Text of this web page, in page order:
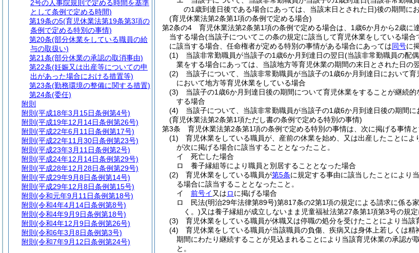
の1歳到達日後である場合にあっては、当該末日とされた日)後の期間に
(育児休業法第2条第1項の条例で定める場合)
第2条の4
育児休業法第2条第1項の条例で定める場合は、1歳6か月から2歳に
当する場合(当該子についてこの条の規定に該当して育児休業をしている場合
に該当する場合、任命権者が定める特別の事情がある場合にあっては同号に
(1)
当該非常勤職員が当該子の1歳6か月到達日の翌日(当該非常勤職員の配
業をする場合にあっては、当該地方等育児休業の期間の末日とされた日の
(2)
当該子について、当該非常勤職員が当該子の1歳6か月到達日において
において地方等育児休業をしている場合
(3)
当該子の1歳6か月到達日後の期間について育児休業をすることが継続
する場合
(4)
当該子について、当該非常勤職員が当該子の1歳6か月到達日後の期間
(育児休業法第2条第1項ただし書の条例で定める特別の事情)
第3条
育児休業法第2条第1項の条例で定める特別の事情は、次に掲げる事情と
(1)
育児休業をしている職員が、産前の休業を始め、又は出産したことに
が次に掲げる場合に該当することとなったこと。
イ
死亡した場合
ロ
養子縁組等により職員と別居することとなった場合
(2)
育児休業をしている職員が第5条に規定する事由に該当したことにより
る場合に該当することとなったこと。
イ
前号イ 又はロに掲げる場合
ロ
民法(明治29年法律第89号)第817条の2第1項の規定による請求に係る
く。)又は養子縁組が成立しないまま児童福祉法第27条第1項第3号の規
(3)
育児休業をしている職員が休職又は停職の処分を受けたことにより当
(4)
育児休業をしている職員が当該職員の負傷、疾病又は身体上若しくは
期間にわたり継続することが見込まれることにより当該育児休業の承認
と。
2号の人事院規則で定める時間を基準
として条例で定める時間)
第19条の5(育児休業法第19条第3項の
条例で定める特別の事情)
第20条(部分休業をしている職員の給
与の取扱い)
第21条(部分休業の承認の取消事由)
第22条(妊娠又は出産等についての申
出があった場合における措置等)
第23条(勤務環境の整備に関する措置)
第24条(委任)
附則
附則 (平成18年3月15日条例第4号)
附則 (平成19年12月14日条例第26号)
附則 (平成22年6月11日条例第17号)
附則 (平成22年11月30日条例第23号)
附則 (平成23年3月11日条例第2号)
附則 (平成24年12月14日条例第29号)
附則 (平成28年12月28日条例第29号)
附則 (平成29年9月8日条例第14号)
附則 (平成29年12月8日条例第15号)
附則 (令和元年9月11日条例第18号)
附則 (令和4年4月14日条例第8号)
附則 (令和4年9月9日条例第18号)
附則 (令和4年12月9日条例第26号)
附則 (令和6年3月8日条例第3号)
附則 (令和7年9月12日条例第24号)